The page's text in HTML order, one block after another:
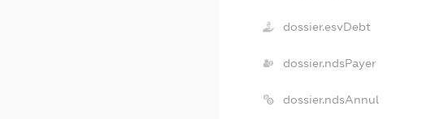
dossier.esvDebt
dossier.ndsPayer
dossier.ndsAnnul